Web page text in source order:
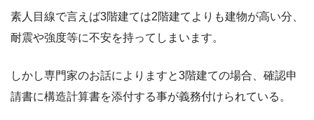
素人目線で言えば3階建ては2階建てよりも建物が高い分、
耐震や強度等に不安を持ってしまいます。
しかし専門家のお話によりますと3階建ての場合、確認申
請書に構造計算書を添付する事が義務付けられている。